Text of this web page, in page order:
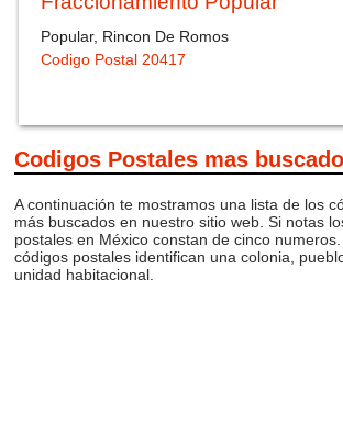
Popular, Rincon De Romos
Codigo Postal 20417
Codigos Postales mas
A continuación te mostramos una lista de los
más buscados en nuestro sitio web. Si notas
postales en México constan de cinco
códigos postales identifican una colonia,
unidad habitacional.